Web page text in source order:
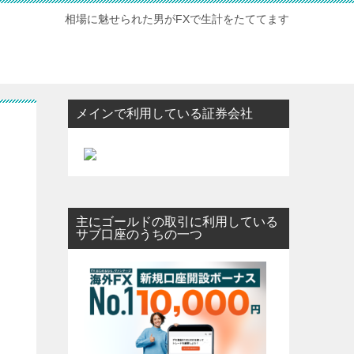
相場に魅せられた男がFXで生計をたててます
メインで利用している証券会社
主にゴールドの取引に利用している
サブ口座のうちの一つ